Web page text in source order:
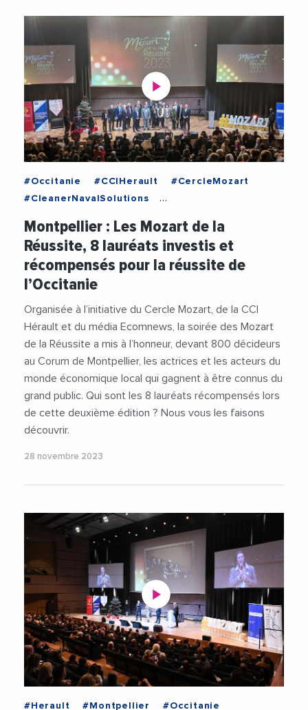
#Occitanie #CCIHerault
#CercleMozart
#CleanerNavalSolutions
#DeveloppementEconomique
#Ecomnews
#Europe
#Evanesens
#FaculteDeMedecine
#FCEHerault
#FrancoisXavierLauch
#Innovation
Montpellier : Les Mozart de la
Réussite, 8 lauréats investis et
récompensés pour la réussite de
l’Occitanie
Organisée à l’initiative du Cercle Mozart, de la CCI
Hérault et du média Ecomnews, la soirée des Mozart
de la Réussite a mis à l’honneur, devant 800 décideurs
au Corum de Montpellier, les actrices et les acteurs du
monde économique local qui gagnent à être connus du
grand public. Qui sont les 8 lauréats récompensés lors
de cette deuxième édition ? Nous vous les faisons
découvrir.
28 novembre 2023
#Herault #Montpellier
#Occitanie